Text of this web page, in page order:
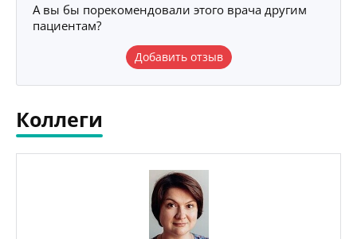
А вы бы порекомендовали этого врача другим
пациентам?
Добавить отзыв
Коллеги